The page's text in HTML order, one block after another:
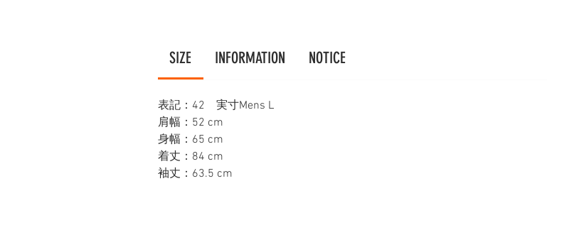
SIZE INFORMATION NOTICE
表記：42 実寸Mens L
肩幅：52 cm
身幅：65 cm
着丈：84 cm
袖丈：63.5 cm